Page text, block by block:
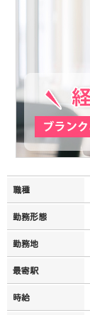
職種
勤務形態
勤務地
最寄駅
時給